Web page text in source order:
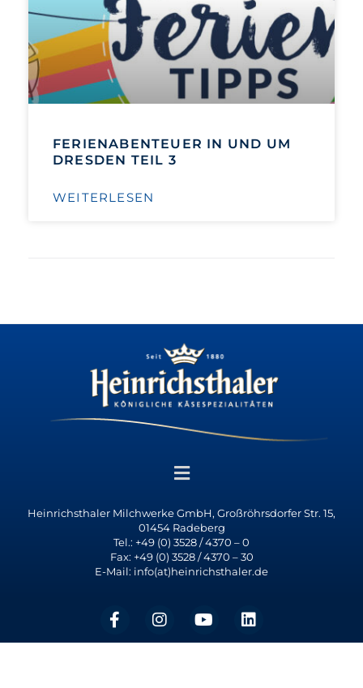
FERIENABENTEUER IN UND UM
DRESDEN TEIL 3
WEITERLESEN
Heinrichsthaler Milchwerke GmbH, Großröhrsdorfer Str. 15,
01454 Radeberg
Tel.: +49 (0) 3528 / 4370 – 0
Fax: +49 (0) 3528 / 4370 – 30
E-Mail: info(at)heinrichsthaler.de